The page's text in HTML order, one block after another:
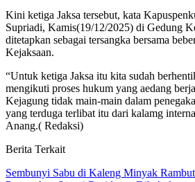
Kini ketiga Jaksa tersebut, kata
Supriadi, Kamis(19/12/2025) di Gedung
ditetapkan sebagai tersangka bersama
Kejaksaan.
“Untuk ketiga Jaksa itu kita sudah
mengikuti proses hukum yang aedang
Kejagung tidak main-main dalam
yang terduga terlibat itu dari kalamg
Anang.( Redaksi)
Berita Terkait
Sembunyi Sabu di Kaleng Minyak